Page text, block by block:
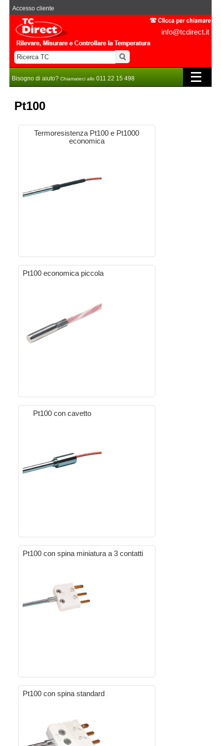
info@tcdirect.it
Accesso cliente
Bisogno di aiuto? Chiamateci allo 011 22 15 498
Pt100
Termoresistenza Pt100 e Pt1000
economica
Pt100 economica piccola
Pt100 con cavetto
Pt100 con spina miniatura a 3 contatti
Pt100 con spina standard